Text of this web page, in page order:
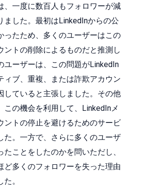
、一度に数百人もフォロワーが減
ました。最初はLinkedInからの公
ったため、多くのユーザーはこの
ントの削除によるものだと推測し
ユーザーは、この問題がLinkedIn
ィブ、重複、または詐欺アカウン
していると主張しました。その他
この機会を利用して、LinkedInメ
ントの停止を避けるためのサービ
た。一方で、さらに多くのユーザ
たことをしたのかを問いただし、
ど多くのフォロワーを失った理由
。